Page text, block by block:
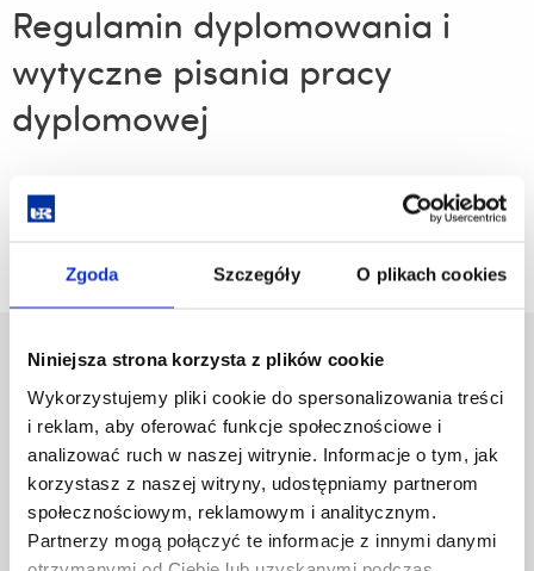
Zgoda Szczegóły O plikach cookies
Niniejsza strona korzysta z plików cookie
Wykorzystujemy pliki cookie do spersonalizowania treści
i reklam, aby oferować funkcje społecznościowe i
analizować ruch w naszej witrynie. Informacje o tym, jak
korzystasz z naszej witryny, udostępniamy partnerom
społecznościowym, reklamowym i analitycznym.
Partnerzy mogą połączyć te informacje z innymi danymi
Regulamin dyplomowania i
wytyczne pisania pracy
dyplomowej
Regulamin dyplomowania i wytyczne pisania pracy
dyplomowej
Uniwersytet Rzeszowski
Al. Tadeusza Rejtana 16C
35-959 Rzeszów
Pomiń
nawigację
przejdź
Polityka prywatności
Mapa serwisu
Biblioteka
Wydawnictwo